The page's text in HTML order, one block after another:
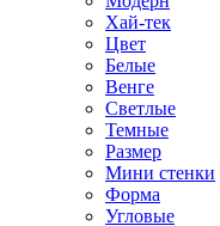
Хай-тек
Цвет
Белые
Венге
Светлые
Темные
Размер
Мини стенки
Форма
Угловые